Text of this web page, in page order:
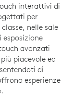
interattivi di
per
nelle sale
esposizione
avanzati
piacevole ed
di
esperienze